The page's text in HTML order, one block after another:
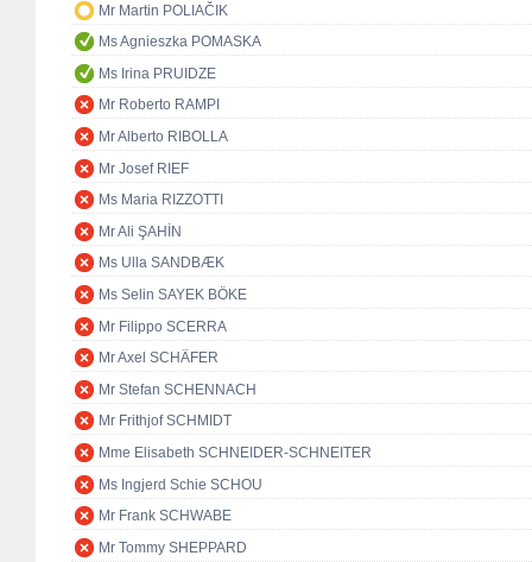
Mr Martin POLIAČIK
Ms Agnieszka POMASKA
Ms Irina PRUIDZE
Mr Roberto RAMPI
Mr Alberto RIBOLLA
Mr Josef RIEF
Ms Maria RIZZOTTI
Mr Ali ŞAHİN
Ms Ulla SANDBÆK
Ms Selin SAYEK BÖKE
Mr Filippo SCERRA
Mr Axel SCHÄFER
Mr Stefan SCHENNACH
Mr Frithjof SCHMIDT
Mme Elisabeth SCHNEIDER-SCHNEITER
Ms Ingjerd Schie SCHOU
Mr Frank SCHWABE
Mr Tommy SHEPPARD